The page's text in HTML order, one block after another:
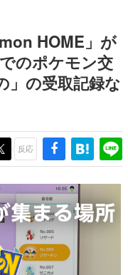
製作時のエピソードをお
『赫本』は、〈試験問題〉
。
を担う若きクリエイター達
熱を探っていきます。
家さんに取材し、ゲームが
ーに与えた影響を探る企
主要なトピック・タイト
ンタビューや識者による
望できる決定版！
HOME」が
のポケモン交
」の受取記録な
反応